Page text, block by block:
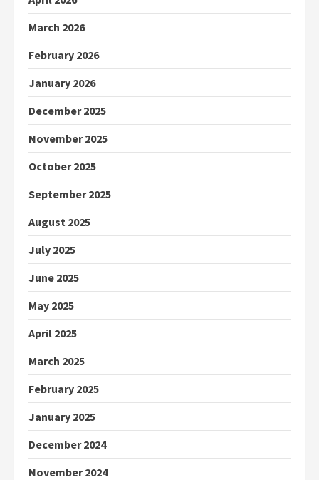
March 2026
February 2026
January 2026
December 2025
November 2025
October 2025
September 2025
August 2025
July 2025
June 2025
May 2025
April 2025
March 2025
February 2025
January 2025
December 2024
November 2024